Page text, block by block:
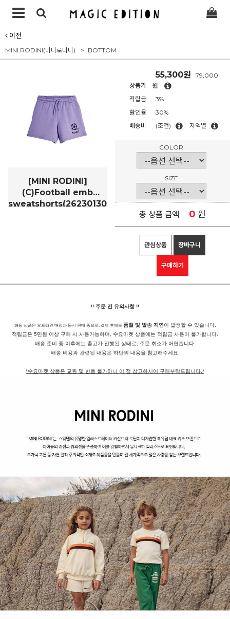
이전
MINI RODINI(미니로디니) BOTTOM
[MINI RODINI]
(C)Football emb
sweatshorts(26230130
상품가
55,300원 79,000
원
적립금
3%
할인율
30%
배송비
(조건) 지역별
COLOR
SIZE
총 상품 금액 0 원
관심상품 장바구니
구매하기
!! 주문 전 유의사항 !!
해당 상품은 오프라인 매장과 동시 판매 중으로, 결제 후에도 품절 및 발송 지연 이 발생할 수 있습니다.
적립금은 5만원 이상 구매 시 사용가능하며, 수요마켓 상품에는 적립금 사용이 불가합니다.
배송 준비 중 이후에는 출고가 진행된 상태로, 주문 취소가 어렵습니다.
배송 비용과 관련된 내용은 하단의 내용을 참고해주세요.
*수요마켓 상품은 교환 및 반품 불가하니 이 점 참고하시어 구매부탁드립니다.*